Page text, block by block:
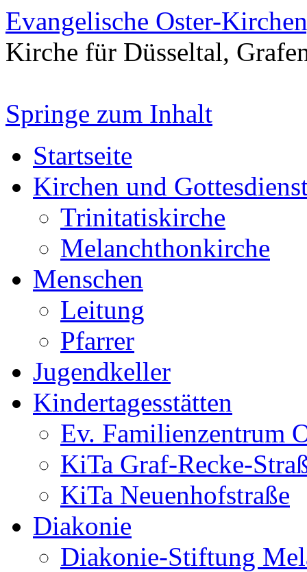
Evangelische Oster-
Kirche für Düsseltal,
Springe zum Inhalt
Startseite
Kirchen und
Trinitatiskirche
Melanchthonkirche
Menschen
Leitung
Pfarrer
Jugendkeller
Kindertagesstätten
Ev. Familienzentrum
KiTa Graf-Recke-
KiTa Neuenhofstraße
Diakonie
Diakonie-Stiftung